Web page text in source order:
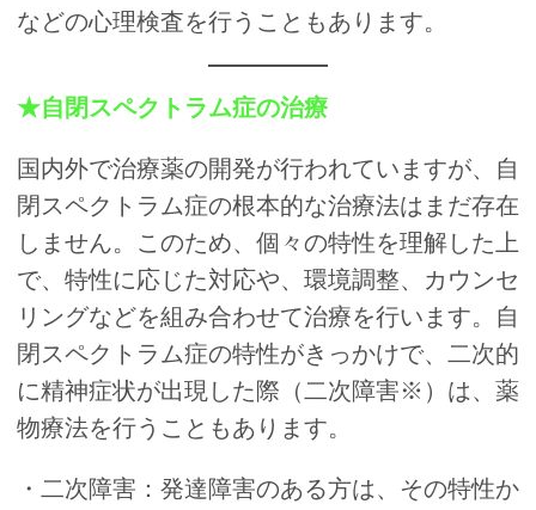
などの心理検査を行うこともあります。
★自閉スペクトラム症の治療
国内外で治療薬の開発が行われていますが、自
閉スペクトラム症の根本的な治療法はまだ存在
しません。このため、個々の特性を理解した上
で、特性に応じた対応や、環境調整、カウンセ
リングなどを組み合わせて治療を行います。自
閉スペクトラム症の特性がきっかけで、二次的
に精神症状が出現した際（二次障害※）は、薬
物療法を行うこともあります。
・二次障害：発達障害のある方は、その特性か